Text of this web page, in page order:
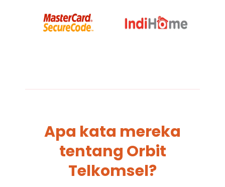
Apa kata mereka
tentang Orbit
Telkomsel?